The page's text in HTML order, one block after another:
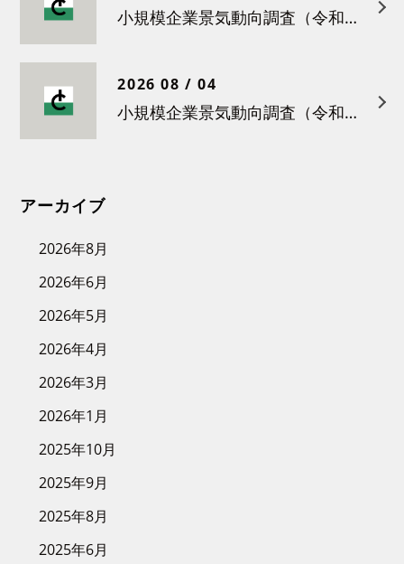
小規模企業景気動向調査（令和８年４月）結果について
2026 08 / 04
小規模企業景気動向調査（令和８年３月）結果について
アーカイブ
2026年8月
2026年6月
2026年5月
2026年4月
2026年3月
2026年1月
2025年10月
2025年9月
2025年8月
2025年6月